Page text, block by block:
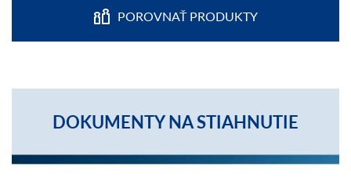
POROVNAŤ PRODUKTY
DOKUMENTY NA STIAHNUTIE